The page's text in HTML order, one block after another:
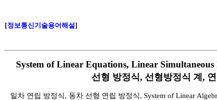
[정보통신기술용어해설]
System of Linear Equations, Linear
선형 방정식, 선형방정식 계,
일차 연립 방정식, 동차 선형 연립 방정식, System of Linear